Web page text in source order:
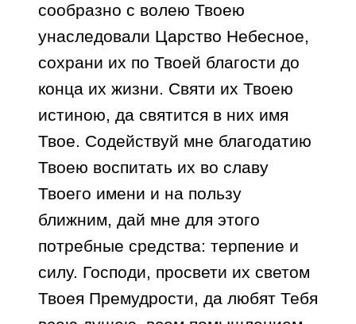
сообразно с волею Твоею
унаследовали Царство Небесное,
сохрани их по Твоей благости до
конца их жизни. Святи их Твоею
истиною, да святится в них имя
Твое. Содействуй мне благодатию
Твоею воспитать их во славу
Твоего имени и на пользу
ближним, дай мне для этого
потребные средства: терпение и
силу. Господи, просвети их светом
Твоея Премудрости, да любят Тебя